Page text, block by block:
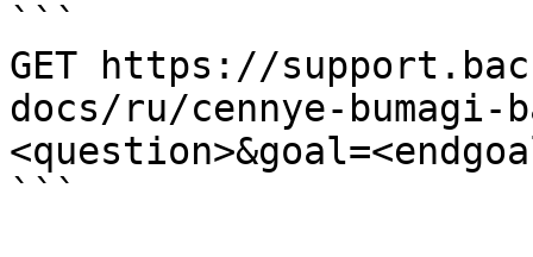
```
GET https://
docs/ru/cennye-bumagi-
```